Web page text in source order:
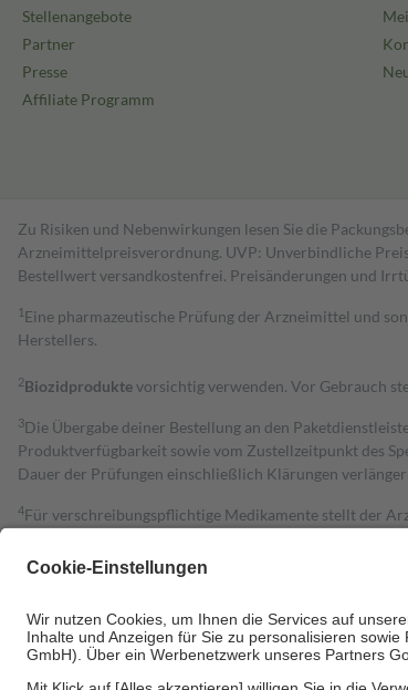
Stellenangebote
Partner
Presse
Affiliate Programm
Zu Risiken und Nebenwirkungen lesen Sie die
Arzneimittelpreisverordnung. UVP: Unverbindliche
Bestell­wert versand­kosten­frei. Preisänderungen und
1 Eine pharmazeutische Prüfung der Arzneimittel und
Herstellers.
2Biozidproduktevorsichtig verwenden. Vor Gebrauch
3Die Übergabe deiner Bestellung an den
Produktverfügbarkeit sowie vom Zustellzeitpunkt des
Dauer der Prüfungen einschließlich Klärungen
4Für verschreibungspflichtige Medikamente stellt der
Grundsätzlich leisten Mitglieder Zuzahlungen in Höhe
Bei Heilmitteln und häuslicher Krankenpflege beträgt
Um das Engagement der Versicherten für ihre eigene